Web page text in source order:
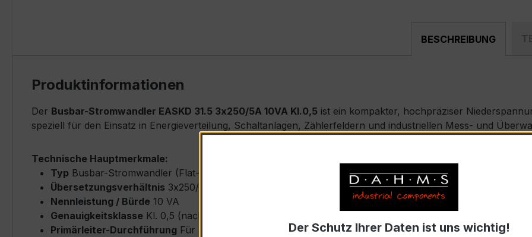
BESCHREIBUNG
Produktinformationen
Der Busbar-Stromwandler EASKD 31.5 3x250/5A 10VA Kl.0,5 ist ein kompakter, hochpräziser
speziell für den Einsatz in Energieverteilung, Schaltanlagen, Zählerfeldern und industriellen Mess- und
Technische Hauptmerkmale:
Typ Busbar-Stromwandler (Flat-Type) – EASKD 31.5
Übersetzungsverhältnis 3x250/5 A (Primärnennstrom 250 A pro Phase, Sekundärnennstrom 5 A)
Nennleistung / Bürde 10 VA
Genauigkeitsklasse Kl. 0,5 (nach IEC/EN 61869-2 bzw. DIN EN 61869-2)
Primärleiter-Durchführung Für Busbarschienen bis max. 31,5 × 10 mm (Höhe × Breite)
Der Schutz Ihrer Daten ist uns wichtig!